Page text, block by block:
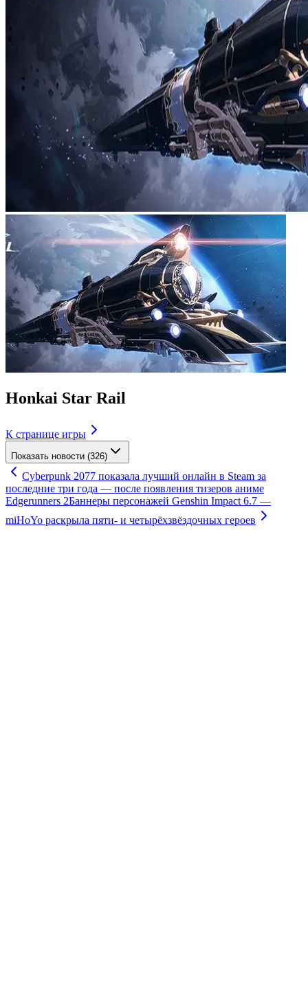
Honkai Star Rail
К странице игры
Показать новости (326)
Cyberpunk 2077 показала лучший онлайн в Steam за
последние три года — после появления тизеров аниме
Edgerunners 2Баннеры персонажей Genshin Impact 6.7 —
miHoYo раскрыла пяти- и четырёхзвёздочных героев